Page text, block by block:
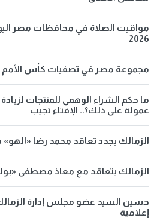
2026
مجموعة مصر في تصفيات كأس الأمم
ما حكم الشراء الوهمي للمنتجات
عمولة على ذلك؟.. الإفتاء تجيب
الزمالك يجدد تعاقد محمد رضا «الهو»
الزمالك يتعاقد مع معاذ مصطفى
حسين السيد عضو مجلس إدارة الزمالك
إعلامية